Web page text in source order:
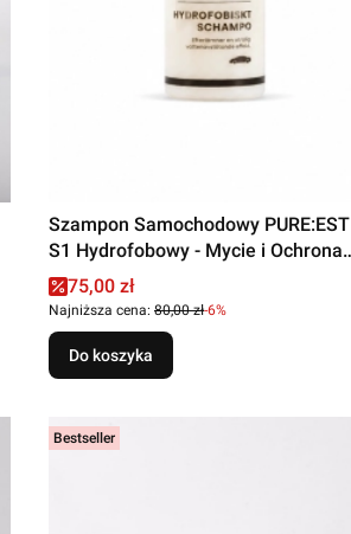
Szampon Samochodowy PURE:EST
S1 Hydrofobowy - Mycie i Ochrona
500ml
Cena promocyjna
75,00 zł
Najniższa cena: 80,00 zł-6%
Do koszyka
Bestseller